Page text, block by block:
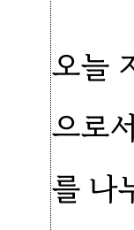
오늘
으로
를 나